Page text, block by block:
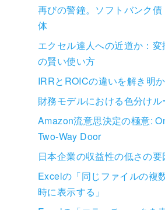
再びの警鐘。ソフトバンク
体
エクセル達人への近道か：
の賢い使い方
IRRとROICの違いを解き明
財務モデルにおける色分けル
Amazon流意思決定の極意:
Two-Way Door
日本企業の収益性の低さの要
Excelの「同じファイルの複
時に表示する」